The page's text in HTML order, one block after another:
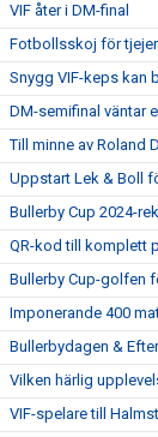
VIF åter i DM-final
Fotbollsskoj för
Snygg VIF-keps kan
DM-semifinal väntar
Till minne av Roland
Uppstart Lek & Boll
Bullerby Cup 2024-
QR-kod till komplett
Bullerby Cup-golfen
Imponerande 400
Bullerbydagen &
Vilken härlig
VIF-spelare till